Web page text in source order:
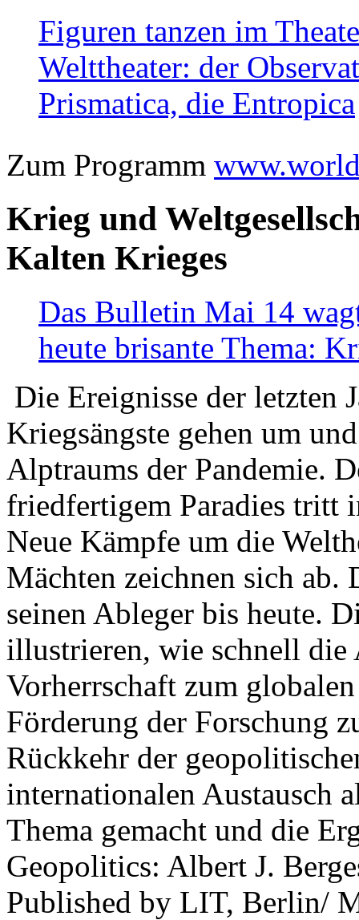
Figuren tanzen im
Welttheater: der
Prismatica, die Entropica
Zum Programm
Krieg und
Kalten Krieges
Das Bulletin Mai 14
heute brisante Thema:
Die Ereignisse der letzten
Kriegsängste gehen um
Alptraums der Pandemie.
friedfertigem Paradies tritt
Neue Kämpfe um die
Mächten zeichnen sich
seinen Ableger bis heute.
illustrieren, wie schnell die
Vorherrschaft zum
Förderung der Forschung
Rückkehr der
internationalen Austausch
Thema gemacht und die
Geopolitics: Albert J.
Published by LIT, Berlin/